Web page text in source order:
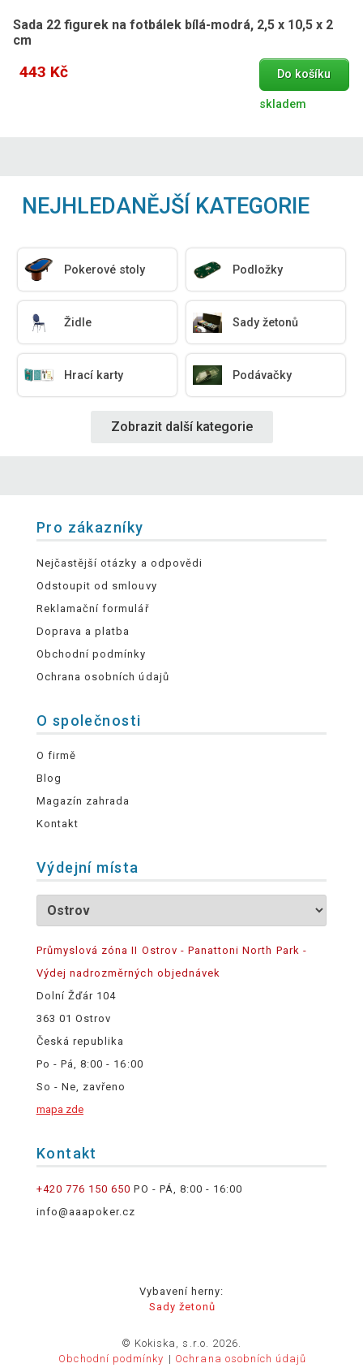
Sada 22 figurek na fotbálek bílá-modrá, 2,5 x 10,5 x 2
cm
443 Kč Do košíku
skladem
NEJHLEDANĚJŠÍ KATEGORIE
Pokerové stoly Podložky
Židle Sady žetonů
Hrací karty Podávačky
Zobrazit další kategorie
Pro zákazníky
Nejčastější otázky a odpovědi
Odstoupit od smlouvy
Reklamační formulář
Doprava a platba
Obchodní podmínky
Ochrana osobních údajů
O společnosti
O firmě
Blog
Magazín zahrada
Kontakt
Výdejní místa
Průmyslová zóna II Ostrov - Panattoni North Park -
Výdej nadrozměrných objednávek
Dolní Žďár 104
363 01 Ostrov
Česká republika
Po - Pá, 8:00 - 16:00
So - Ne, zavřeno
mapa zde
Kontakt
+420 776 150 650 PO - PÁ, 8:00 - 16:00
info@aaapoker.cz
Vybavení herny:
Sady žetonů
© Kokiska, s.r.o. 2026.
Obchodní podmínky
Ochrana osobních údajů